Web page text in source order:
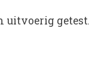
uitvoerig getest.